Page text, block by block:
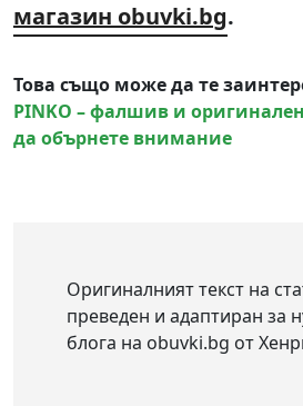
магазин obuvki.bg.
Това също може да те
PINKO – фалшив и
да обърнете внимание
Оригиналният текст на
преведен и адаптиран за
блога на obuvki.bg от